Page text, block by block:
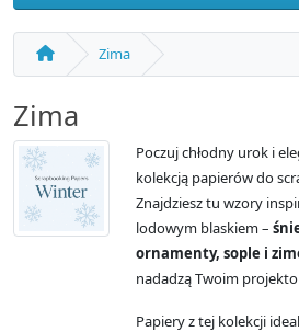
Zima
Zima
Poczuj chłodny urok i
kolekcją papierów do
Znajdziesz tu wzory
lodowym blaskiem –
ornamenty, sople i
nadadzą Twoim
Papiery z tej kolekcji